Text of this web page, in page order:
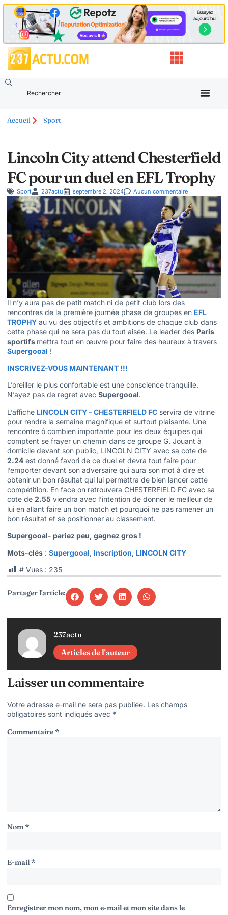
Accueil Sport
Lincoln City attend Chesterfield
FC pour un duel en EFL Trophy
Sport 237actu septembre 2, 2024 Aucun commentaire
Il n’y aura pas de petit match ni de petit club lors des
rencontres de la première journée phase de groupes en EFL
TROPHY au vu des objectifs et ambitions de chaque club dans
cette phase qui ne sera pas du tout aisée. Le leader des Paris
sportifs mettra tout en œuvre pour faire des heureux à travers
Supergooal !
INSCRIVEZ-VOUS MAINTENANT !!!
L’oreiller le plus confortable est une conscience tranquille.
N’ayez pas de regret avec Supergooal.
L’affiche LINCOLN CITY – CHESTERFIELD FC servira de vitrine
pour rendre la semaine magnifique et surtout plaisante. Une
rencontre ô combien importante pour les deux équipes qui
comptent se frayer un chemin dans ce groupe G. Jouant à
domicile devant son public, LINCOLN CITY avec sa cote de
2.24 est donné favori de ce duel et devra tout faire pour
l’emporter devant son adversaire qui aura son mot à dire et
obtenir un bon résultat qui lui permettra de bien lancer cette
compétition. En face on retrouvera CHESTERFIELD FC avec sa
cote de 2.55 viendra avec l’intention de donner le meilleur de
lui en allant faire un bon match et pourquoi ne pas ramener un
bon résultat et se positionner au classement.
Supergooal- pariez peu, gagnez gros !
Mots-clés : Supergooal, Inscription, LINCOLN CITY
# Vues : 235
Partager l'article:
237actu
Articles de l'auteur
Laisser un commentaire
Votre adresse e-mail ne sera pas publiée. Les champs
obligatoires sont indiqués avec *
Commentaire*
Nom*
E-mail*
Enregistrer mon nom, mon e-mail et mon site dans le